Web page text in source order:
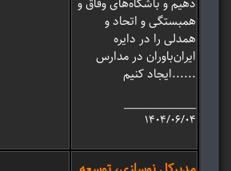
همبستگی و اتحاد و
همدلی را در دایره
ایران‌باوران در مدارس
ایجاد کنیم......
_______________
۱۴۰۴/۰۶/۰۴